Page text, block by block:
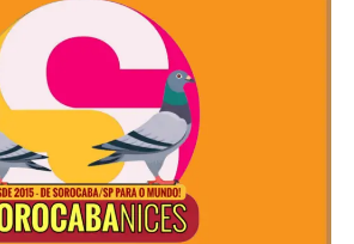
de qualquer sanção, o governo norte-
calendário de consultas públicas e
as medidas propostas:
de 2026: prazo para solicitação de
em audiência pública;
de 2026: envio de comentários